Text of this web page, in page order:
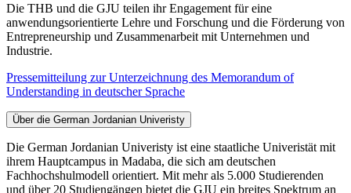
Die THB und die GJU teilen ihr Engagement für eine
anwendungsorientierte Lehre und Forschung und die Förderung von
Entrepreneurship und Zusammenarbeit mit Unternehmen und
Industrie.
Pressemitteilung zur Unterzeichnung des Memorandum of
Understanding in deutscher Sprache
Über die German Jordanian Univeristy
Die German Jordanian Univeristy ist eine staatliche Univeristät mit
ihrem Hauptcampus in Madaba, die sich am deutschen
Fachhochshulmodell orientiert. Mit mehr als 5.000 Studierenden
und über 20 Studiengängen bietet die GJU ein breites Spektrum an